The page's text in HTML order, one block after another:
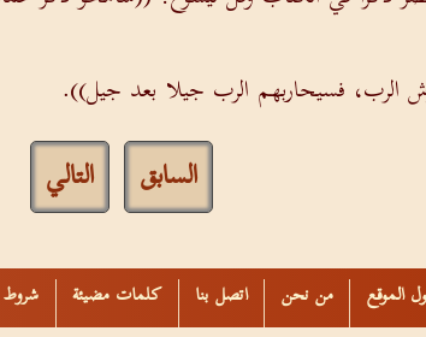
الرب، فسيحاربهم الرب جيلا بعد جيل)).
السابق التالي
الموقع من نحن اتصل بنا كلمات مضيئة شروط